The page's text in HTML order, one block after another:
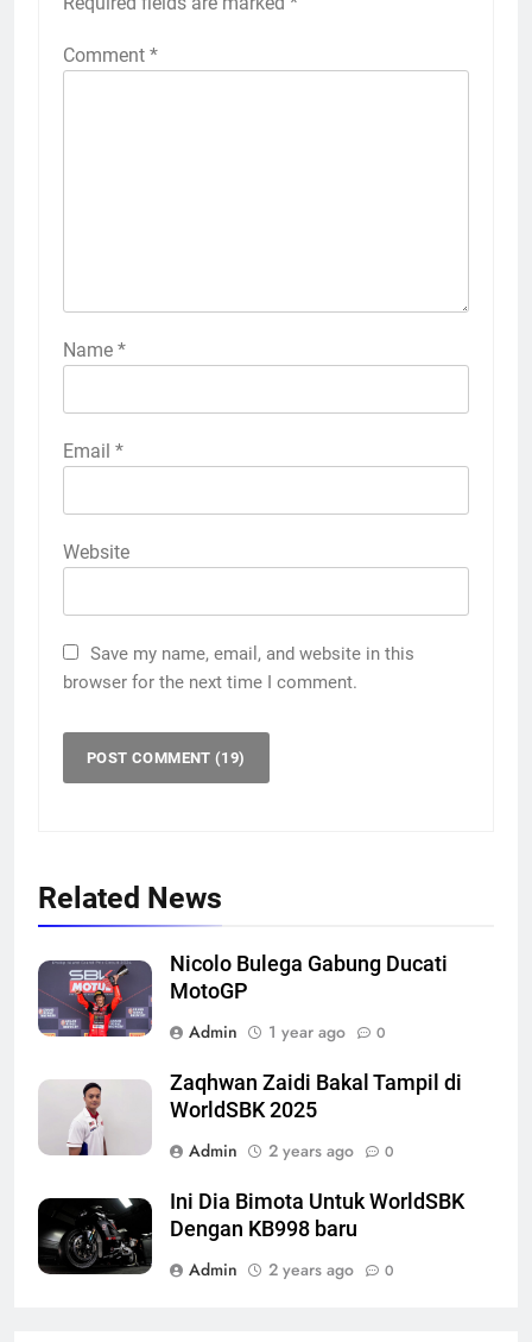
Comment *
Name *
Email *
Website
Save my name, email, and website in this
browser for the next time I comment.
Related News
Nicolo Bulega Gabung Ducati
MotoGP
Admin
1 year ago 0
Zaqhwan Zaidi Bakal Tampil di
WorldSBK 2025
Admin
2 years ago 0
Ini Dia Bimota Untuk WorldSBK
Dengan KB998 baru
Admin
2 years ago 0